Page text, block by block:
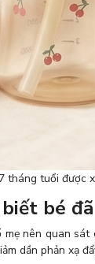
tháng tuổi được
bé
mẹ nên quan
dần phản xạ